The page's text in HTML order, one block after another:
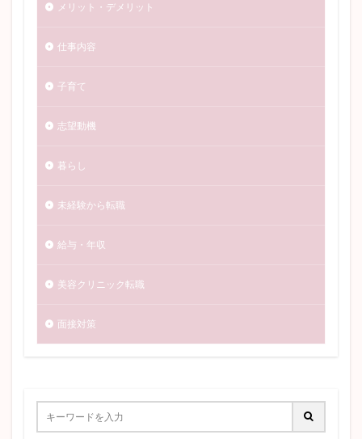
メリット・デメリット
仕事内容
子育て
志望動機
暮らし
未経験から転職
給与・年収
美容クリニック転職
面接対策